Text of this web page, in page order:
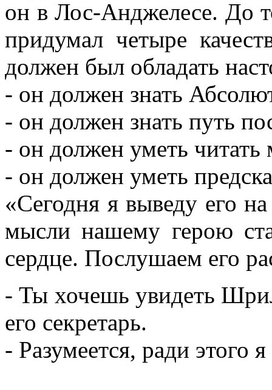
он в Лос-Анджелесе. До
придумал четыре
должен был обладать
- он должен знать
- он должен знать путь
- он должен уметь
- он должен уметь
«Сегодня я выведу его
мысли нашему герою
сердце. Послушаем его
- Ты хочешь увидеть
его секретарь.
- Разумеется, ради этого